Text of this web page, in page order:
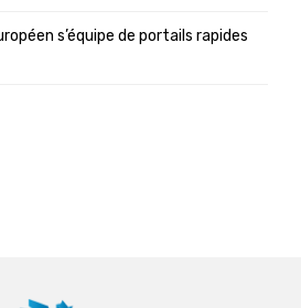
s’équipe de portails rapides